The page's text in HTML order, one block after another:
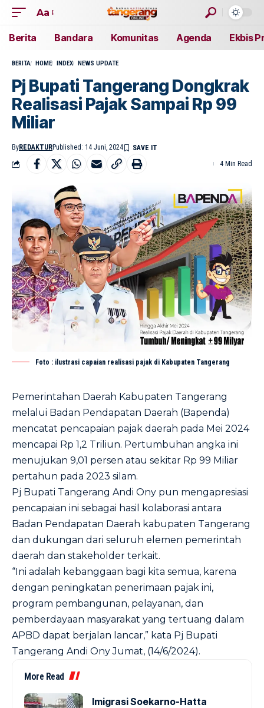
Aa
Berita Bandara Komunitas Agenda Ekbis
BERITA HOME INDEX NEWS UPDATE
Pj Bupati Tangerang Dongkrak
Realisasi Pajak Sampai Rp 99
Miliar
ByREDAKTURPublished: 14 Juni, 2024
4 Min Read
Foto : ilustrasi capaian realisasi pajak di Kabupaten Tangerang
Pemerintahan Daerah Kabupaten Tangerang
melalui Badan Pendapatan Daerah (Bapenda)
mencatat pencapaian pajak daerah pada Mei 2024
mencapai Rp 1,2 Triliun. Pertumbuhan angka ini
menujukan 9,01 persen atau sekitar Rp 99 Miliar
pertahun pada 2023 silam.
Pj Bupati Tangerang Andi Ony pun mengapresiasi
pencapaian ini sebagai hasil kolaborasi antara
Badan Pendapatan Daerah kabupaten Tangerang
dan dukungan dari seluruh elemen pemerintah
daerah dan stakeholder terkait.
“Ini adalah kebanggaan bagi kita semua, karena
dengan peningkatan penerimaan pajak ini,
program pembangunan, pelayanan, dan
pemberdayaan masyarakat yang tertuang dalam
APBD dapat berjalan lancar,” kata Pj Bupati
Tangerang Andi Ony Jumat, (14/6/2024).
More Read
Imigrasi Soekarno-Hatta